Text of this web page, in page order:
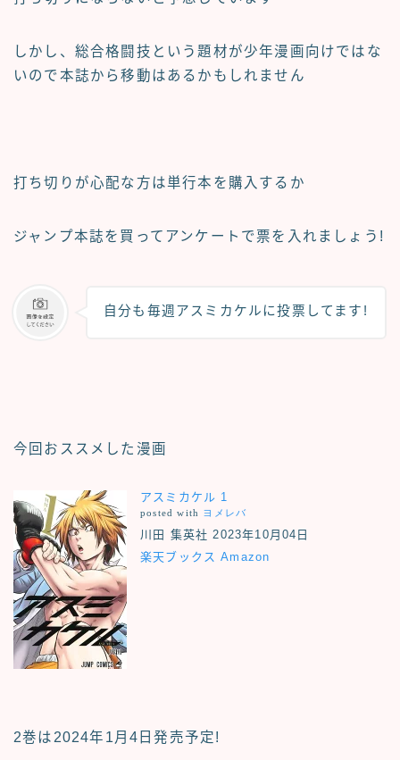
しかし、総合格闘技という題材が少年漫画向けではな
いので 本誌から移動はあるかもしれません
打ち切りが心配な方は単行本を購入 するか
ジャンプ本誌を買って アンケートで票を入れましょう !
自分も毎週アスミカケルに投票してます!
今回おススメした漫画
アスミカケル 1
posted with ヨメレバ
川田 集英社 2023年10月04日
楽天ブックス Amazon
2巻は2024年1月4日発売予定!